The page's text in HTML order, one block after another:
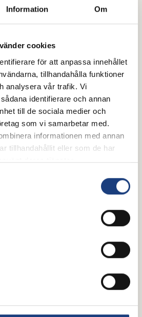
Information Om
cookies
för att anpassa innehållet
tillhandahålla funktioner
analysera vår trafik. Vi
identifierare och annan
till de sociala medier och
som vi samarbetar med.
informationen med annan
tillhandahållit eller som de har
deras tjänster.
bara finns där.
klimatpionjär? Ny
både vilja och
ibland ut som en klimatbov.
Sverige och Norge har
är att viljan finns, men många
från ord till handling.